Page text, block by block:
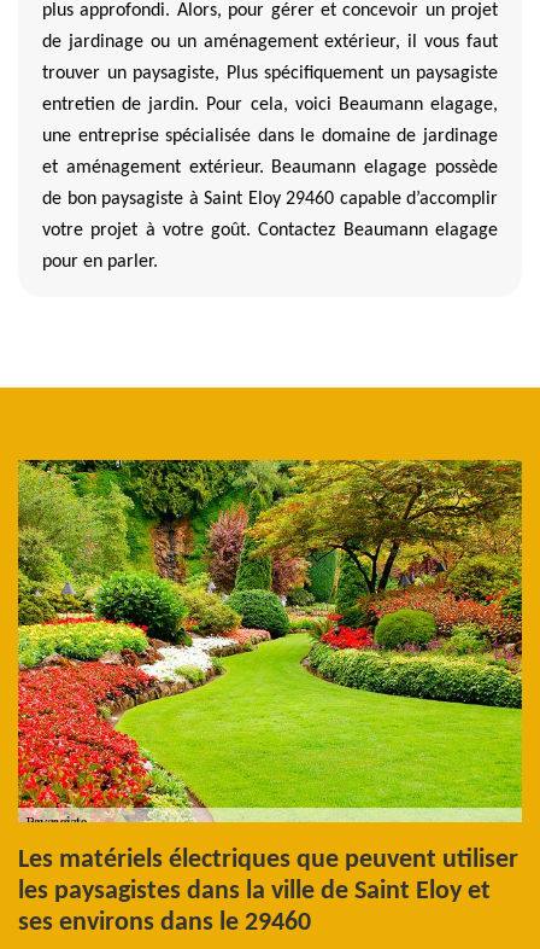
plus approfondi. Alors, pour gérer et concevoir un projet
de jardinage ou un aménagement extérieur, il vous faut
trouver un paysagiste, Plus spécifiquement un paysagiste
entretien de jardin. Pour cela, voici Beaumann elagage,
une entreprise spécialisée dans le domaine de jardinage
et aménagement extérieur. Beaumann elagage possède
de bon paysagiste à Saint Eloy 29460 capable d’accomplir
votre projet à votre goût. Contactez Beaumann elagage
pour en parler.
Les matériels électriques que peuvent utiliser
les paysagistes dans la ville de Saint Eloy et
ses environs dans le 29460